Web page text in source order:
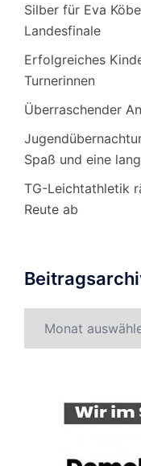
Silber für Eva
Landesfinale
Erfolgreiches
Turnerinnen
Überraschender
Spaß und eine
TG-Leichtathletik
Reute ab
nach